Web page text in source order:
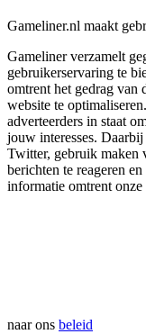
Gameliner.nl maakt
Gameliner verzamelt
gebruikerservaring te
omtrent het gedrag van
website te
adverteerders in staat
jouw interesses.
Twitter, gebruik maken
berichten te reageren
informatie omtrent
naar ons beleid